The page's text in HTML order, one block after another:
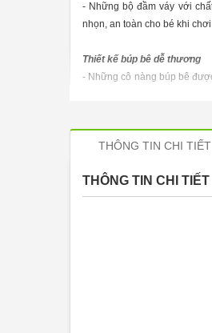
- Những bộ đầm váy với
nhọn, an toàn cho bé khi
Thiết kế búp bê dễ thương
- Những cô nàng búp bê
khuôn mặt xinh xắn, đôi
dâu bồng bềnh, sang trọng
tiên, khiến bé vô cùng thích
- Với những nàng búp
của riêng bé hay vui
năng liên tưởng, tưởng
THÔNG TIN CHI TIẾT
THÔNG TIN CHI TIẾT